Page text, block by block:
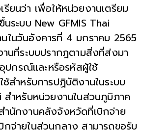
ยนว่า เพื่อให้หน่วยงานเตรียม
ระบบ New GFMIS Thai
ในวันอังคารที่ 4 มกราคม 2565
านที่ระบบปรากฎตามสิ่งที่ส่งมา
ปกรณ์และหรือรหัสผู้ใช้
สำหรับการปฏิบัติงานในระบบ
สำหรับหน่วยงานในส่วนภูมิภาค
ำนักงานคลังจังหวัดที่เบิกจ่าย
กจ่ายในส่วนกลาง สามารถขอรับ